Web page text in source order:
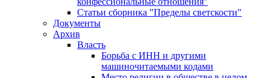
Статьи сборника "Пределы светскости"
Документы
Архив
Власть
Борьба с ИНН и другими
машиночитаемыми кодами